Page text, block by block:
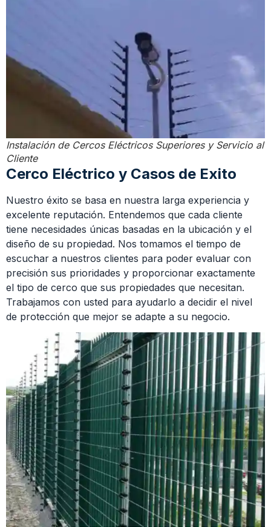
Instalación de Cercos Eléctricos Superiores y Servicio al
Cliente
Cerco Eléctrico y Casos de Exito
Nuestro éxito se basa en nuestra larga experiencia y
excelente reputación. Entendemos que cada cliente
tiene necesidades únicas basadas en la ubicación y el
diseño de su propiedad. Nos tomamos el tiempo de
escuchar a nuestros clientes para poder evaluar con
precisión sus prioridades y proporcionar exactamente
el tipo de cerco que sus propiedades que necesitan.
Trabajamos con usted para ayudarlo a decidir el nivel
de protección que mejor se adapte a su negocio.